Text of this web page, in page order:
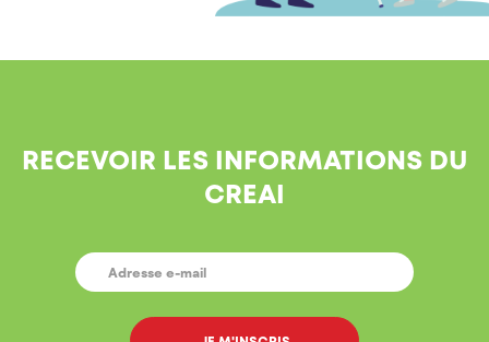
RECEVOIR LES INFORMATIONS DU
CREAI
E-
MAIL *